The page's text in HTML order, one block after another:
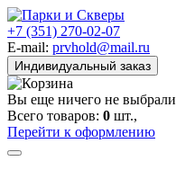
+7 (351) 270-02-07
E-mail: prvhold@mail.ru
Индивидуальный заказ
Вы еще ничего не выбрали
Всего товаров: 0 шт.,
Перейти к оформлению